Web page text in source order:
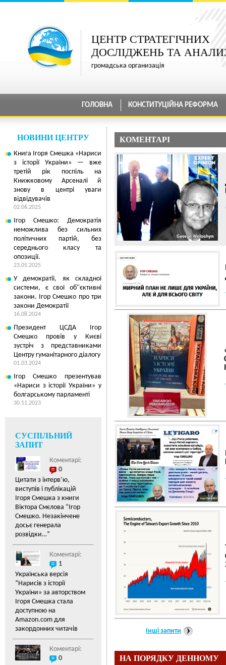
ЦЕНТР СТРАТЕГІЧНИХ
ДОСЛІДЖЕНЬ ТА
громадська организація
ГОЛОВНА КОНСТИТУЦІЙНА РЕФОРМА
НОВИНИ ЦЕНТРУ
Книга Ігоря Смешка «Нариси
з історії України» — вже
третій рік поспіль на
Книжковому Арсеналі й
знову в центрі уваги
відвідувачів
02.06.2025
Ігор Смешко: Демократія
неможлива без сильних
політичних партій, без
середнього класу та
опозиції.
23.05.2025
У демократії, як складної
системи, є свої об"єктивні
закони. Ігор Смешко про три
закони Демократії
16.08.2024
Президент ЦСДА Ігор
Смешко провів у Києві
зустріч з представниками
Центру гуманітарного діалогу
01.03.2024
Ігор Смешко презентував
«Нариси з історії України» у
болгарському парламенті
30.11.2023
СУСПІЛЬНИЙ
ЗАПИТ
Коментарі:
0
Цитати з інтерв’ю,
виступів і публікацій
Ігоря Смешка з книги
Віктора Смєлова “Ігор
Смешко. Незакінчене
досьє генерала
розвідки…”
Коментарі:
1
Українська версія
“Нарисів з історії
України» за авторством
Ігоря Смешка стала
доступною на
Amazon.com для
закордонних читачів
Коментарі:
0
КОМЕНТАРІ
Інші запити
НА ПОРЯДКУ ДЕННОМУ
5 30.01.2013 01:01
МОЛЧАНИЕ
«ДЕЛУ
РАЗРУШАЕТ ВЕРУ
В ГОСУДАРСТВО
Замалчивание
ситуации по «делу
украинских граждан в
государственной власти